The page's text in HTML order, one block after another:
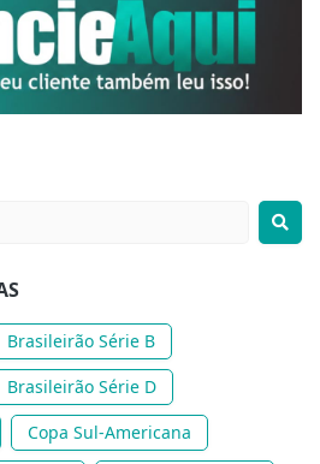
Brasileirão Série B
Brasileirão Série D
Copa Sul-Americana